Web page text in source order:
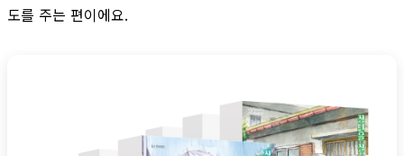
도를 주는 편이에요.